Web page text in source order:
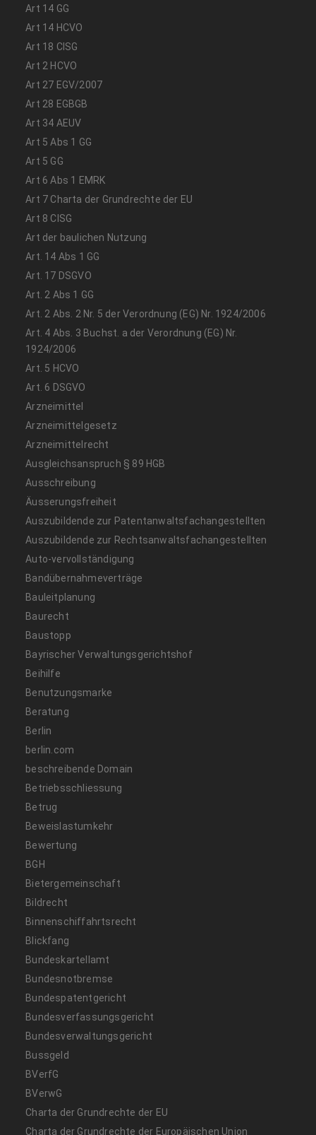
Art 14 GG
Art 14 HCVO
Art 18 CISG
Art 2 HCVO
Art 27 EGV/2007
Art 28 EGBGB
Art 34 AEUV
Art 5 Abs 1 GG
Art 5 GG
Art 6 Abs 1 EMRK
Art 7 Charta der Grundrechte der EU
Art 8 CISG
Art der baulichen Nutzung
Art. 14 Abs 1 GG
Art. 17 DSGVO
Art. 2 Abs 1 GG
Art. 2 Abs. 2 Nr. 5 der Verordnung (EG) Nr. 1924/2006
Art. 4 Abs. 3 Buchst. a der Verordnung (EG) Nr.
1924/2006
Art. 5 HCVO
Art. 6 DSGVO
Arzneimittel
Arzneimittelgesetz
Arzneimittelrecht
Ausgleichsanspruch § 89 HGB
Ausschreibung
Äusserungsfreiheit
Auszubildende zur Patentanwaltsfachangestellten
Auszubildende zur Rechtsanwaltsfachangestellten
Auto-vervollständigung
Bandübernahmeverträge
Bauleitplanung
Baurecht
Baustopp
Bayrischer Verwaltungsgerichtshof
Beihilfe
Benutzungsmarke
Beratung
Berlin
berlin.com
beschreibende Domain
Betriebsschliessung
Betrug
Beweislastumkehr
Bewertung
BGH
Bietergemeinschaft
Bildrecht
Binnenschiffahrtsrecht
Blickfang
Bundeskartellamt
Bundesnotbremse
Bundespatentgericht
Bundesverfassungsgericht
Bundesverwaltungsgericht
Bussgeld
BVerfG
BVerwG
Charta der Grundrechte der EU
Charta der Grundrechte der Europäischen Union